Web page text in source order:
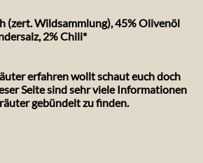
(zert. Wildsammlung), 45% Olivenöl
2% Chili*
erfahren wollt schaut euch doch
Seite sind sehr viele Informationen
gebündelt zu finden.